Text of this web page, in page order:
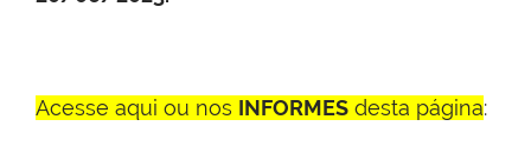
Acesse aqui ou nos INFORMES desta página: